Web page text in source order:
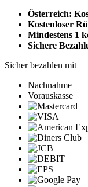
Österreich:
Kostenloser
Mindestens 1
Sichere
Sicher bezahlen mit
Nachnahme
Vorauskasse